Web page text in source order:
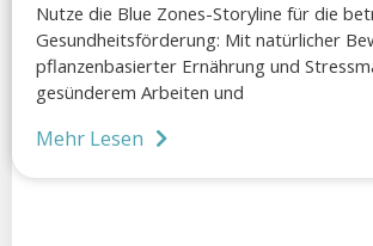
Nutze die Blue Zones-Storyline für die
Gesundheitsförderung: Mit natürlicher
pflanzenbasierter Ernährung und
gesünderem Arbeiten und
Mehr Lesen